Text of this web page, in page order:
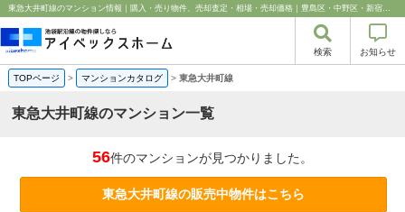
東急大井町線のマンション情報｜購入・売り物件、売却査定・相場・売却価格｜豊島区・中野区・新宿区の中古マンション・リノベーション情報なら池袋のアイベックスホーム！
検索 お知らせ
TOPページ > マンションカタログ > 東急大井町線
東急大井町線のマンション一覧
56件のマンションが見つかりました。
東急大井町線の販売中物件はこちら